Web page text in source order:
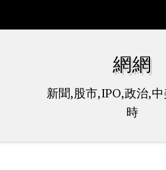
網網
新聞,股市,IPO,政治,
時